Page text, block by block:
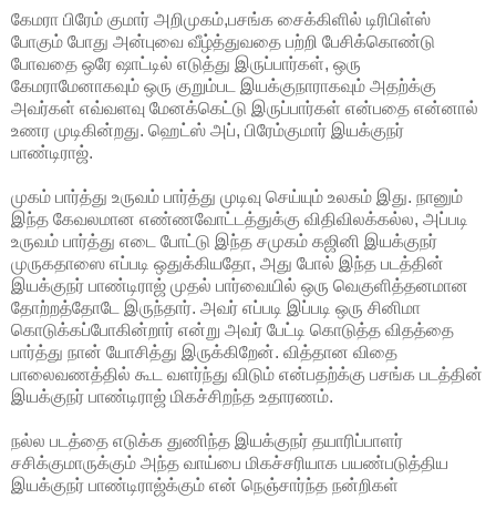
கேமரா பிரேம் குமார் அறிமுகம்,பசங்க சைக்கிளில் டிரிபிள்ஸ்
போகும் போது அன்புவை வீழ்த்துவதை பற்றி பேசிக்கொண்டு
போவதை ஒரே ஷாட்டில் எடுத்து இருப்பார்கள், ஒரு
கேமராமேனாகவும் ஒரு குறும்பட இயக்குநாராகவும் அதற்க்கு
அவர்கள் எவ்வளவு மேனக்கெட்டு இருப்பார்கள் என்பதை என்னால்
உணர முடிகின்றது. ஹெட்ஸ் அப், பிரேம்குமார் இயக்குநர்
பாண்டிராஜ்.
முகம் பார்த்து உருவம் பார்த்து முடிவு செய்யும் உலகம் இது. நானும்
இந்த கேவலமான எண்ணவோட்டத்துக்கு விதிவிலக்கல்ல, அப்படி
உருவம் பார்த்து எடை போட்டு இந்த சமுகம் கஜினி இயக்குநர்
முருகதாஸை எப்படி ஒதுக்கியதோ, அது போல் இந்த படத்தின்
இயக்குநர் பாண்டிராஜ் முதல் பார்வையில் ஒரு வெகுளித்தனமான
தோற்றத்தோடே இருந்தார். அவர் எப்படி இப்படி ஒரு சினிமா
கொடுக்கப்போகின்றார் என்று அவர் பேட்டி கொடுத்த விதத்தை
பார்த்து நான் யோசித்து இருக்கிறேன். வித்தான விதை
பாலைவணத்தில் கூட வளர்ந்து விடும் என்பதற்க்கு பசங்க படத்தின்
இயக்குநர் பாண்டிராஜ் மிகச்சிறந்த உதாரணம்.
நல்ல படத்தை எடுக்க துணிந்த இயக்குநர் தயாரிப்பாளர்
சசிக்குமாருக்கும் அந்த வாய்பை மிகச்சரியாக பயண்படுத்திய
இயக்குநர் பாண்டிராஜ்க்கும் என் நெஞ்சார்ந்த நன்றிகள்